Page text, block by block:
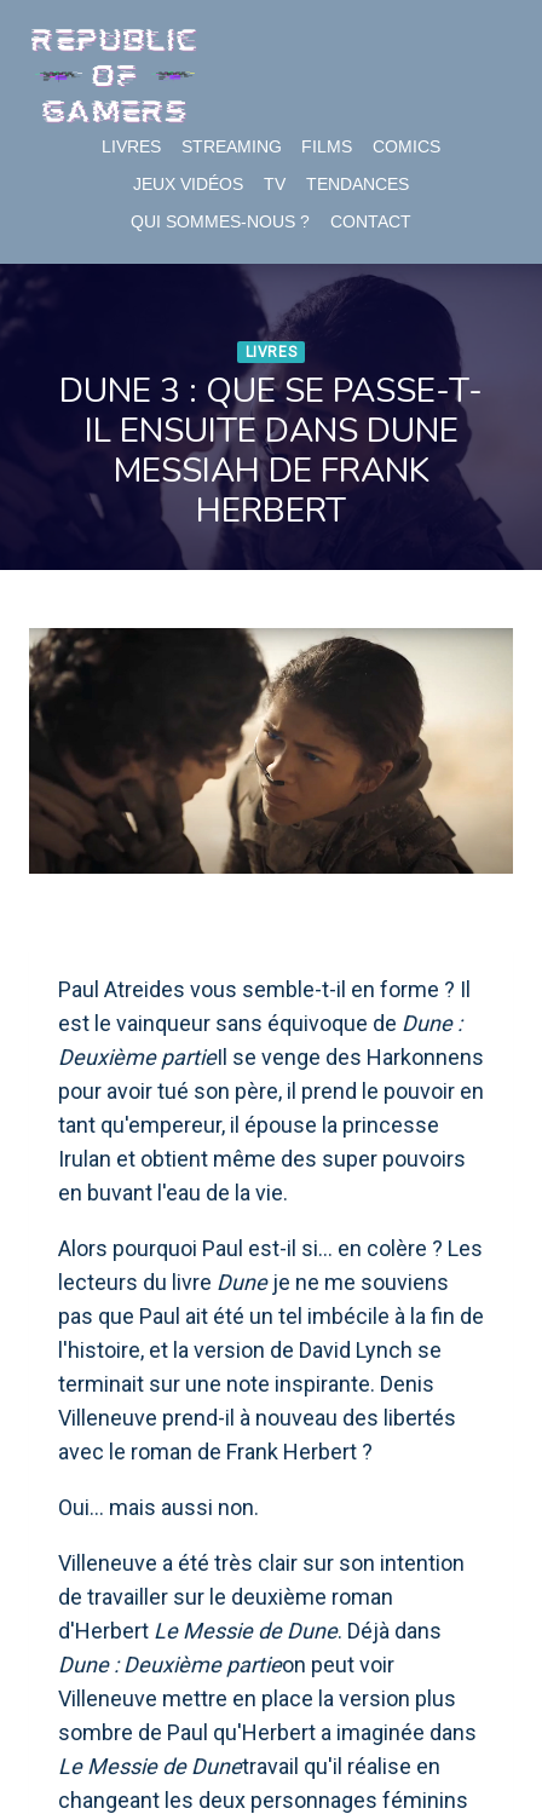
content
LIVRES STREAMING FILMS
COMICS
JEUX VIDÉOS
TV
TENDANCES
QUI SOMMES-NOUS ?
CONTACT
LIVRES
DUNE 3 : QUE SE PASSE-T-
IL ENSUITE DANS DUNE
MESSIAH DE FRANK
HERBERT
Paul Atreides vous semble-t-il en forme ? Il
est le vainqueur sans équivoque de Dune :
Deuxième partieIl se venge des Harkonnens
pour avoir tué son père, il prend le pouvoir en
tant qu'empereur, il épouse la princesse
Irulan et obtient même des super pouvoirs
en buvant l'eau de la vie.
Alors pourquoi Paul est-il si… en colère ? Les
lecteurs du livre Duneje ne me souviens
pas que Paul ait été un tel imbécile à la fin de
l'histoire, et la version de David Lynch se
terminait sur une note inspirante. Denis
Villeneuve prend-il à nouveau des libertés
avec le roman de Frank Herbert ?
Oui… mais aussi non.
Villeneuve a été très clair sur son intention
de travailler sur le deuxième roman
d'Herbert Le Messie de Dune. Déjà dans
Dune : Deuxième partieon peut voir
Villeneuve mettre en place la version plus
sombre de Paul qu'Herbert a imaginée dans
Le Messie de Dunetravail qu'il réalise en
changeant les deux personnages féminins